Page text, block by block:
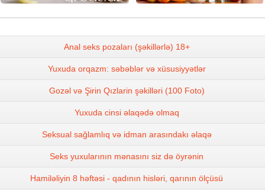
Anal seks pozaları (şəkillərlə) 18+
Yuxuda orqazm: səbəblər və xüsusiyyətlər
Gozəl və Şirin Qızlarin şəkilləri (100 Foto)
Yuxuda cinsi əlaqədə olmaq
Seksual sağlamlıq və idman arasındakı əlaqə
Seks yuxularının mənasını siz də öyrənin
Hamiləliyin 8 həftəsi - qadının hisləri, qarının ölçüsü